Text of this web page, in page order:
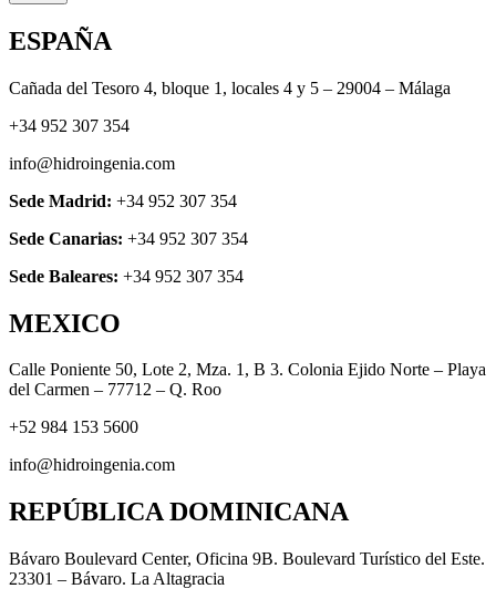
ESPAÑA
Cañada del Tesoro 4, bloque 1, locales 4 y 5 – 29004 – Málaga
+34 952 307 354
info@hidroingenia.com
Sede Madrid: +34 952 307 354
Sede Canarias: +34 952 307 354
Sede Baleares: +34 952 307 354
MEXICO
Calle Poniente 50, Lote 2, Mza. 1, B 3. Colonia Ejido Norte – Playa
del Carmen – 77712 – Q. Roo
+52 984 153 5600
info@hidroingenia.com
REPÚBLICA DOMINICANA
Bávaro Boulevard Center, Oficina 9B. Boulevard Turístico del Este.
23301 – Bávaro. La Altagracia